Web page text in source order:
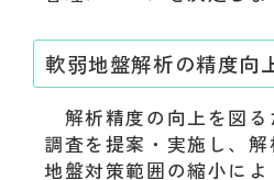
軟弱地盤解析の精度向
解析精度の向上を図る
調査を提案・実施し、
地盤対策範囲の縮小に